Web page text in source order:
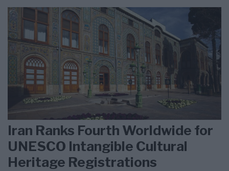
Iran Ranks Fourth Worldwide for
UNESCO Intangible Cultural
Heritage Registrations